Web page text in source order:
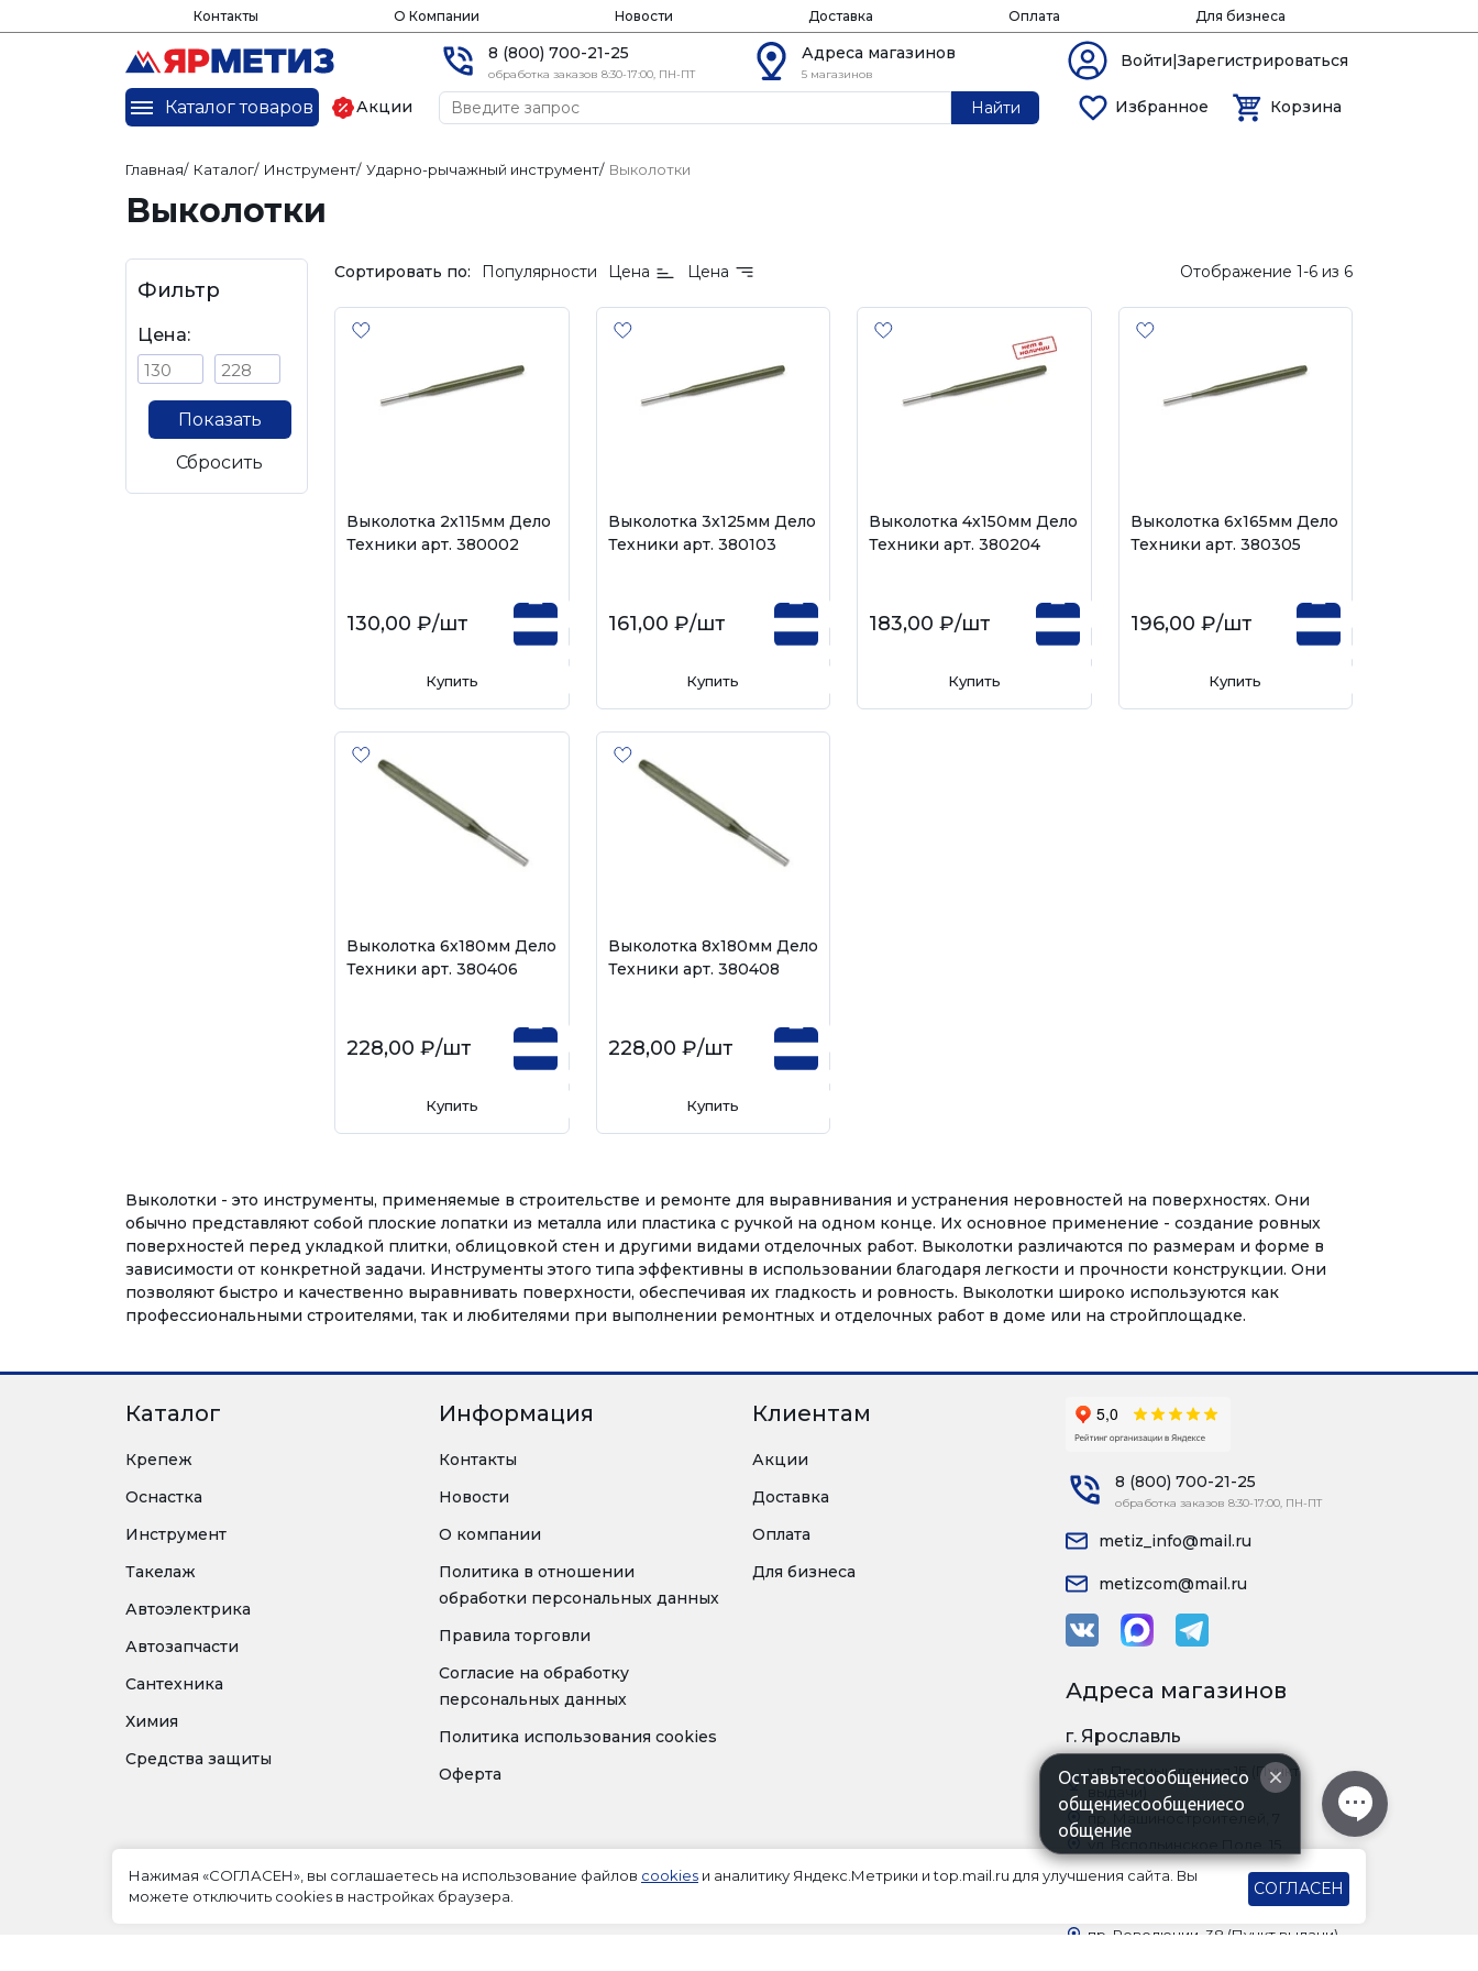
Контакты О Компании Новости Доставка Оплата Для бизнеса
8 (800) 700-21-25
обработка заказов 8:30-17:00, ПН-ПТ
Адреса магазинов
5 магазинов
Войти|Зарегистрироваться
Каталог товаров Акции Найти Избранное Корзина
Главная/ Каталог/ Инструмент/ Ударно-рычажный инструмент/ Выколотки
Выколотки
Фильтр
Цена:
Показать
Сбросить
Сортировать по: Популярности Цена Цена Отображение 1-6 из 6
Выколотка 2х115мм Дело
Техники арт. 380002
130,00 ₽/шт
Купить
Выколотка 3х125мм Дело
Техники арт. 380103
161,00 ₽/шт
Купить
Выколотка 4х150мм Дело
Техники арт. 380204
183,00 ₽/шт
Купить
Выколотка 6х165мм Дело
Техники арт. 380305
196,00 ₽/шт
Купить
Выколотка 6х180мм Дело
Техники арт. 380406
228,00 ₽/шт
Купить
Выколотка 8х180мм Дело
Техники арт. 380408
228,00 ₽/шт
Купить
Выколотки - это инструменты, применяемые в строительстве и ремонте для выравнивания и устранения неровностей на поверхностях. Они
обычно представляют собой плоские лопатки из металла или пластика с ручкой на одном конце. Их основное применение - создание ровных
поверхностей перед укладкой плитки, облицовкой стен и другими видами отделочных работ. Выколотки различаются по размерам и форме в
зависимости от конкретной задачи. Инструменты этого типа эффективны в использовании благодаря легкости и прочности конструкции. Они
позволяют быстро и качественно выравнивать поверхности, обеспечивая их гладкость и ровность. Выколотки широко используются как
профессиональными строителями, так и любителями при выполнении ремонтных и отделочных работ в доме или на стройплощадке.
Каталог
Крепеж
Оснастка
Инструмент
Такелаж
Автоэлектрика
Автозапчасти
Сантехника
Химия
Средства защиты
Информация
Контакты
Новости
О компании
Политика в отношении
обработки персональных данных
Правила торговли
Согласие на обработку
персональных данных
Политика использования cookies
Оферта
Клиентам
Акции
Доставка
Оплата
Для бизнеса
8 (800) 700-21-25
обработка заказов 8:30-17:00, ПН-ПТ
metiz_info@mail.ru
metizcom@mail.ru
Адреса магазинов
г. Ярославль
ул. Промышленная 1Б (Пункт
пр. Машиностроителей, 7
ул. Вспольинское Поле, 15
Московский проспект, 82а
пр. Революции, 38 (Пункт выдачи)
Нажимая «СОГЛАСЕН», вы соглашаетесь на использование файлов cookies и аналитику Яндекс.Метрики и top.mail.ru для улучшения сайта. Вы
можете отключить cookies в настройках браузера.
СОГЛАСЕН
Оставьтесообщениесо
общениесообщениесо
общение